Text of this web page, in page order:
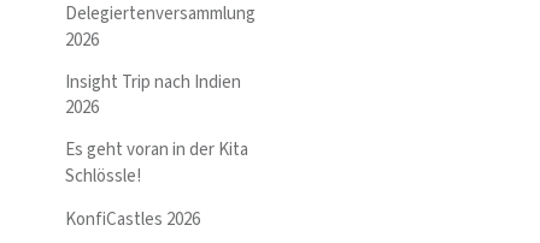
Delegiertenversammlung
2026
Insight Trip nach Indien
2026
Es geht voran in der Kita
Schlössle!
KonfiCastles 2026